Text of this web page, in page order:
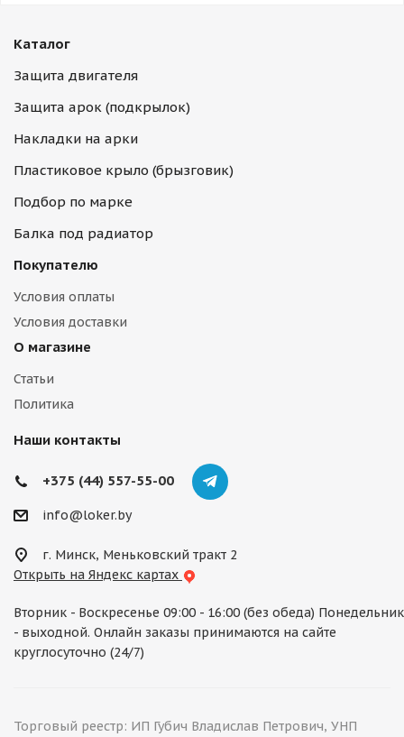
Каталог
Защита двигателя
Защита арок (подкрылок)
Накладки на арки
Пластиковое крыло (брызговик)
Подбор по марке
Балка под радиатор
Покупателю
Условия оплаты
Условия доставки
О магазине
Статьи
Политика
Наши контакты
+375 (44) 557-55-00
info@loker.by
г. Минск, Меньковский тракт 2
Открыть на Яндекс картах
Вторник - Воскресенье 09:00 - 16:00 (без обеда) Понедельник
- выходной. Онлайн заказы принимаются на сайте
круглосуточно (24/7)
Торговый реестр: ИП Губич Владислав Петрович, УНП